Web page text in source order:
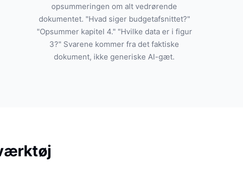
opsummeringen om alt vedrørende
dokumentet. "Hvad siger budgetafsnittet?"
"Opsummer kapitel 4." "Hvilke data er i figur
3?" Svarene kommer fra det faktiske
dokument, ikke generiske AI-gæt.